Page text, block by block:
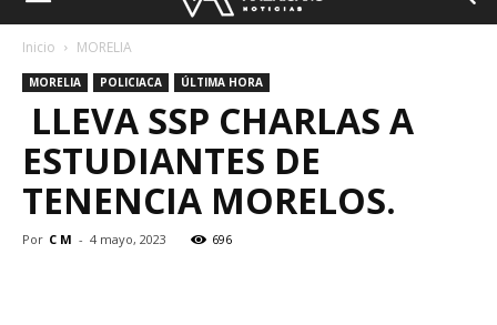
Inicio MORELIA
MORELIA POLICIACA ÚLTIMA HORA
LLEVA SSP CHARLAS A
ESTUDIANTES DE
TENENCIA MORELOS.
Por C M - 4 mayo, 2023 696